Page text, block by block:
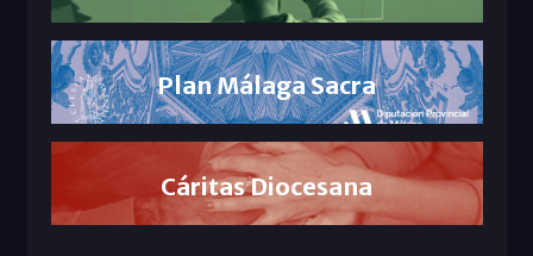
Plan Málaga Sacra
Cáritas Diocesana